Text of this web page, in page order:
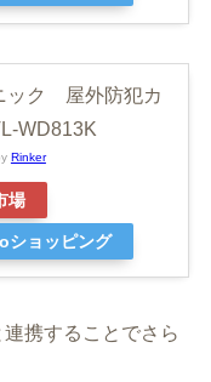
ック 屋外防犯カ
WD813K
Rinker
場
ショッピング
連携することでさら